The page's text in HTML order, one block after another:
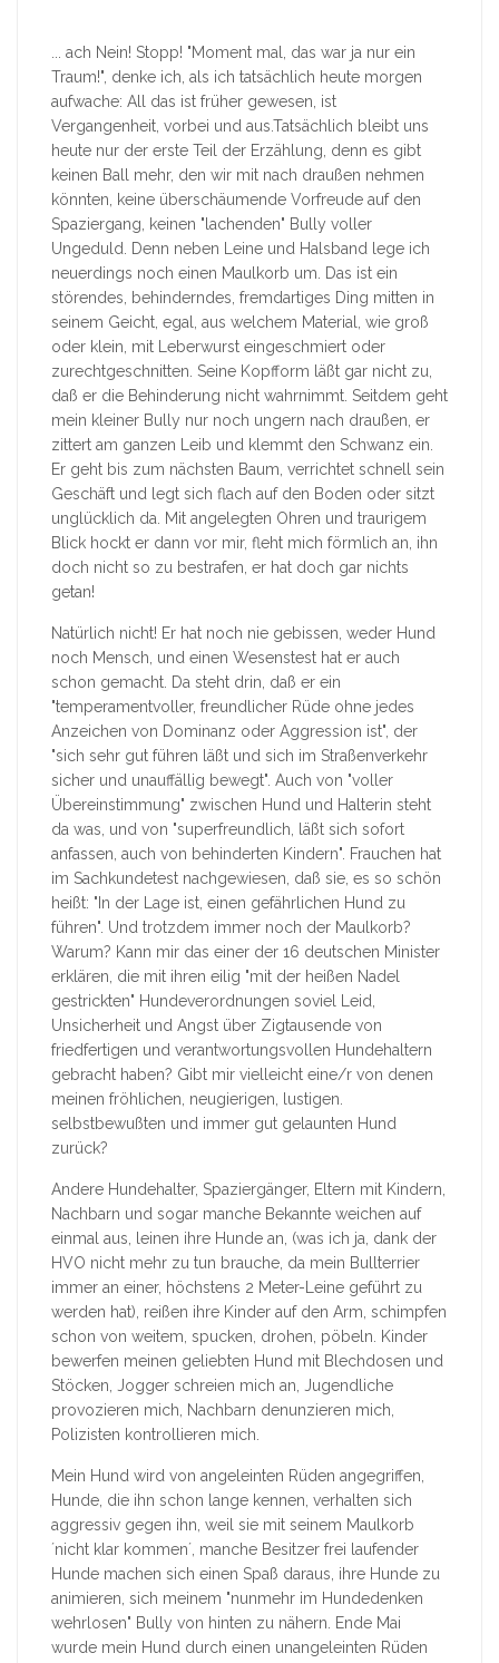
... ach Nein! Stopp! "Moment mal, das war ja nur ein
Traum!", denke ich, als ich tatsächlich heute morgen
aufwache: All das ist früher gewesen, ist
Vergangenheit, vorbei und aus.Tatsächlich bleibt uns
heute nur der erste Teil der Erzählung, denn es gibt
keinen Ball mehr, den wir mit nach draußen nehmen
könnten, keine überschäumende Vorfreude auf den
Spaziergang, keinen "lachenden" Bully voller
Ungeduld. Denn neben Leine und Halsband lege ich
neuerdings noch einen Maulkorb um. Das ist ein
störendes, behinderndes, fremdartiges Ding mitten in
seinem Geicht, egal, aus welchem Material, wie groß
oder klein, mit Leberwurst eingeschmiert oder
zurechtgeschnitten. Seine Kopfform läßt gar nicht zu,
daß er die Behinderung nicht wahrnimmt. Seitdem geht
mein kleiner Bully nur noch ungern nach draußen, er
zittert am ganzen Leib und klemmt den Schwanz ein.
Er geht bis zum nächsten Baum, verrichtet schnell sein
Geschäft und legt sich flach auf den Boden oder sitzt
unglücklich da. Mit angelegten Ohren und traurigem
Blick hockt er dann vor mir, fleht mich förmlich an, ihn
doch nicht so zu bestrafen, er hat doch gar nichts
getan!
Natürlich nicht! Er hat noch nie gebissen, weder Hund
noch Mensch, und einen Wesenstest hat er auch
schon gemacht. Da steht drin, daß er ein
"temperamentvoller, freundlicher Rüde ohne jedes
Anzeichen von Dominanz oder Aggression ist", der
"sich sehr gut führen läßt und sich im Straßenverkehr
sicher und unauffällig bewegt". Auch von "voller
Übereinstimmung" zwischen Hund und Halterin steht
da was, und von "superfreundlich, läßt sich sofort
anfassen, auch von behinderten Kindern". Frauchen hat
im Sachkundetest nachgewiesen, daß sie, es so schön
heißt: "In der Lage ist, einen gefährlichen Hund zu
führen". Und trotzdem immer noch der Maulkorb?
Warum? Kann mir das einer der 16 deutschen Minister
erklären, die mit ihren eilig "mit der heißen Nadel
gestrickten" Hundeverordnungen soviel Leid,
Unsicherheit und Angst über Zigtausende von
friedfertigen und verantwortungsvollen Hundehaltern
gebracht haben? Gibt mir vielleicht eine/r von denen
meinen fröhlichen, neugierigen, lustigen.
selbstbewußten und immer gut gelaunten Hund
zurück?
Andere Hundehalter, Spaziergänger, Eltern mit Kindern,
Nachbarn und sogar manche Bekannte weichen auf
einmal aus, leinen ihre Hunde an, (was ich ja, dank der
HVO nicht mehr zu tun brauche, da mein Bullterrier
immer an einer, höchstens 2 Meter-Leine geführt zu
werden hat), reißen ihre Kinder auf den Arm, schimpfen
schon von weitem, spucken, drohen, pöbeln. Kinder
bewerfen meinen geliebten Hund mit Blechdosen und
Stöcken, Jogger schreien mich an, Jugendliche
provozieren mich, Nachbarn denunzieren mich,
Polizisten kontrollieren mich.
Mein Hund wird von angeleinten Rüden angegriffen,
Hunde, die ihn schon lange kennen, verhalten sich
aggressiv gegen ihn, weil sie mit seinem Maulkorb
´nicht klar kommen´, manche Besitzer frei laufender
Hunde machen sich einen Spaß daraus, ihre Hunde zu
animieren, sich meinem "nunmehr im Hundedenken
wehrlosen" Bully von hinten zu nähern. Ende Mai
wurde mein Hund durch einen unangeleinten Rüden